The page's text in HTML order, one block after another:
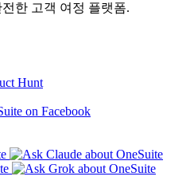
습니다.
한 고객 여정 플랫폼.